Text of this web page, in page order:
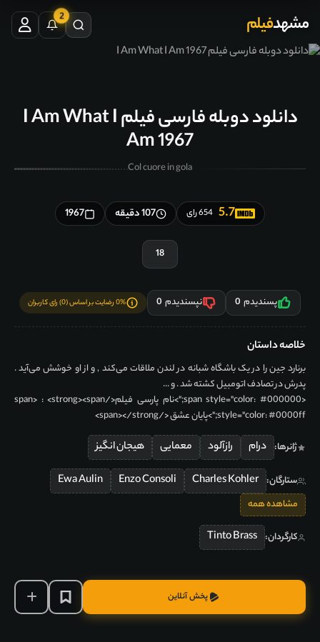
مشهدفیلم 2
دانلود دوبله فارسی فیلم I Am What I
Am 1967
Col cuore in gola
5.7 654 رای 107 دقیقه 1967
18
پسندیدم 0 نپسندیدم 0 0% رضایت بر اساس (0) رای کاربران
خلاصه داستان
برنارد جین را در یک باشگاه شبانه در لندن ملاقات می‌کند , و از او خوشش می‌آید .
پدرش در تصادف اتومبیل کشته شد . و ...
<span style="color: #000000;">نام پارسی فیلم</span> : <strong><span
style="color: #0000ff;">پایان عشق </span></strong>
ژانرها: درام رازآلود معمایی هیجان انگیز
ستارگان: Charles Kohler
Enzo Consoli
Ewa Aulin
مشاهده همه
کارگردان: Tinto Brass
پخش آنلاین